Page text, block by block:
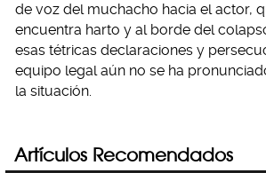
de voz del muchacho hacia el actor,
encuentra harto y al borde del
esas tétricas declaraciones y
equipo legal aún no se ha
la situación.
Artículos Recomendados